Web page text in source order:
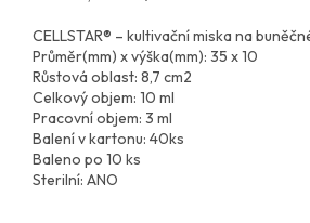
CELLSTAR® – kultivační miska na
Průměr(mm) x výška(mm): 35 x 10
Růstová oblast: 8,7 cm2
Celkový objem: 10 ml
Pracovní objem: 3 ml
Balení v kartonu: 40ks
Baleno po 10 ks
Sterilní: ANO